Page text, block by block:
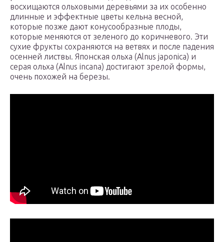
восхищаются ольховыми деревьями за их особенно
длинные и эффектные цветы кельна весной,
которые позже дают конусообразные плоды,
которые меняются от зеленого до коричневого. Эти
сухие фрукты сохраняются на ветвях и после падения
осенней листвы. Японская ольха (Alnus japonica) и
серая ольха (Alnus incana) достигают зрелой формы,
очень похожей на березы.